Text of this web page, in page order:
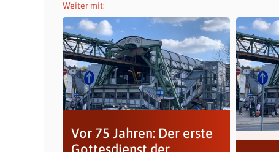
Weiter mit:
Vor 75 Jahren: Der erste